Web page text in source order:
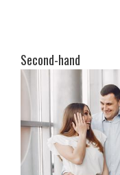
Second-hand